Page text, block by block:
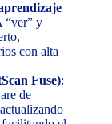
“ver” y
con alta
Fuse):
de